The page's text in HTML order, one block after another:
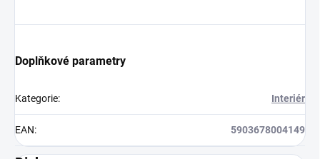
Doplňkové parametry
Kategorie: Interiér
EAN: 5903678004149